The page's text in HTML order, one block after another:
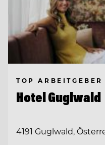
TOP ARBEITGEBER
Hotel Guglwald
4191 Guglwald,